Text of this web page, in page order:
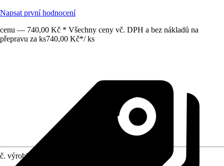
Napsat první hodnocení
cenu — 740,00 Kč * Všechny ceny vč. DPH a bez nákladů na
přepravu za ks740,00 Kč*/ ks
č. výrobku